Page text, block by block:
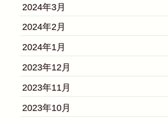
2024年3月
2024年2月
2024年1月
2023年12月
2023年11月
2023年10月